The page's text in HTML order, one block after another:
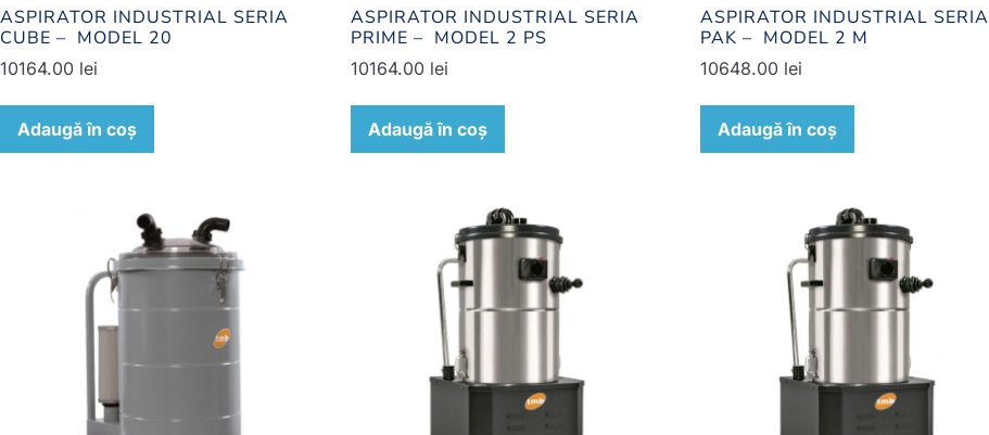
ASPIRATOR INDUSTRIAL SERIA
CUBE – MODEL 20
10164.00 lei
Adaugă în coș
ASPIRATOR INDUSTRIAL SERIA
PRIME – MODEL 2 PS
10164.00 lei
Adaugă în coș
ASPIRATOR INDUSTRIAL SERIA
PAK – MODEL 2 M
10648.00 lei
Adaugă în coș